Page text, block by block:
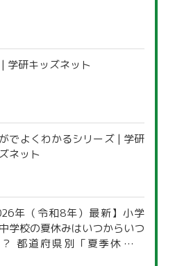
学研キッズネット
でよくわかるシリーズ | 学研
ネット
年（令和8年）最新】小学
学校の夏休みはいつからいつ
都道府県別「夏季休暇一